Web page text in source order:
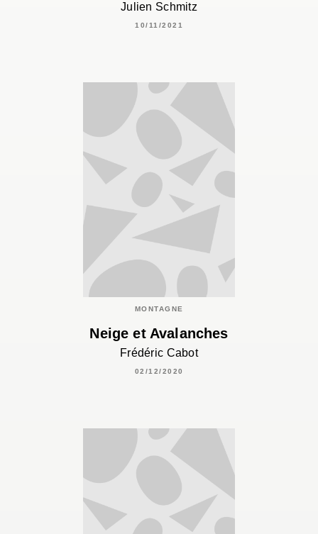
Julien Schmitz
10/11/2021
MONTAGNE
Neige et Avalanches
Frédéric Cabot
02/12/2020